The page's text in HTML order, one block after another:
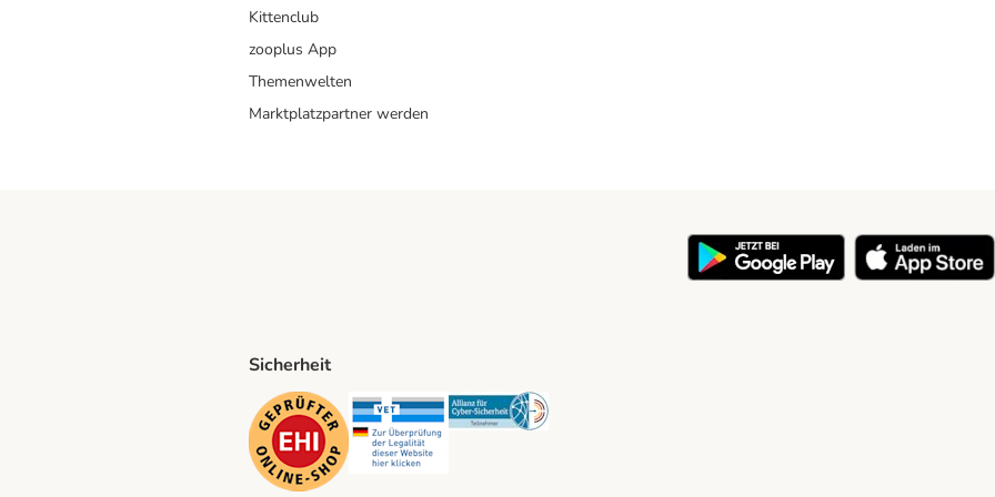
Kittenclub
zooplus App
Themenwelten
Marktplatzpartner werden
Method
Sicherheit
Security Security Security